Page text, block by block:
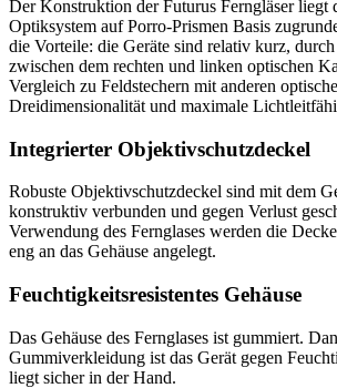
Der Konstruktion der Futurus Ferngläser liegt
Optiksystem auf Porro-Prismen Basis
die Vorteile: die Geräte sind relativ kurz,
zwischen dem rechten und linken optischen
Vergleich zu Feldstechern mit anderen
Dreidimensionalität und maximale
Integrierter Objektivschutzdeckel
Robuste Objektivschutzdeckel sind mit dem
konstruktiv verbunden und gegen Verlust
Verwendung des Fernglases werden die
eng an das Gehäuse angelegt.
Feuchtigkeitsresistentes Gehäuse
Das Gehäuse des Fernglases ist gummiert.
Gummiverkleidung ist das Gerät gegen
liegt sicher in der Hand.